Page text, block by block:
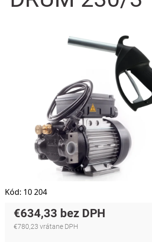
€634,33
€780,23 vrátane DPH
Kód: 10 204